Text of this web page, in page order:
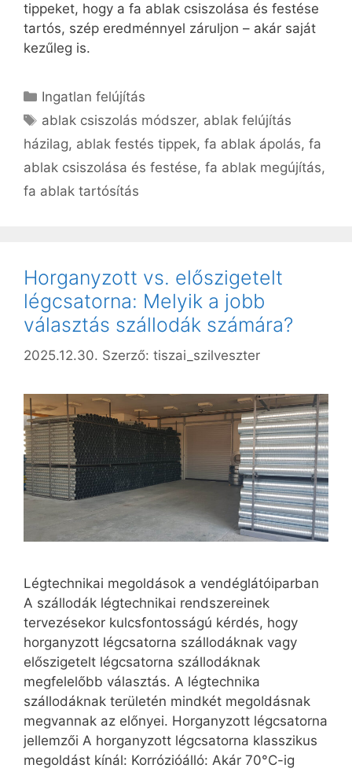
tippeket, hogy a fa ablak csiszolása és festése
tartós, szép eredménnyel záruljon – akár saját
kezűleg is.
Kategória
Ingatlan felújítás
Címkék
ablak csiszolás módszer, ablak felújítás
házilag, ablak festés tippek, fa ablak ápolás, fa
ablak csiszolása és festése, fa ablak megújítás,
fa ablak tartósítás
Horganyzott vs. előszigetelt
légcsatorna: Melyik a jobb
választás szállodák számára?
2025.12.30. Szerző: tiszai_szilveszter
Légtechnikai megoldások a vendéglátóiparban
A szállodák légtechnikai rendszereinek
tervezésekor kulcsfontosságú kérdés, hogy
horganyzott légcsatorna szállodáknak vagy
előszigetelt légcsatorna szállodáknak
megfelelőbb választás. A légtechnika
szállodáknak területén mindkét megoldásnak
megvannak az előnyei. Horganyzott légcsatorna
jellemzői A horganyzott légcsatorna klasszikus
megoldást kínál: Korrózióálló: Akár 70°C-ig